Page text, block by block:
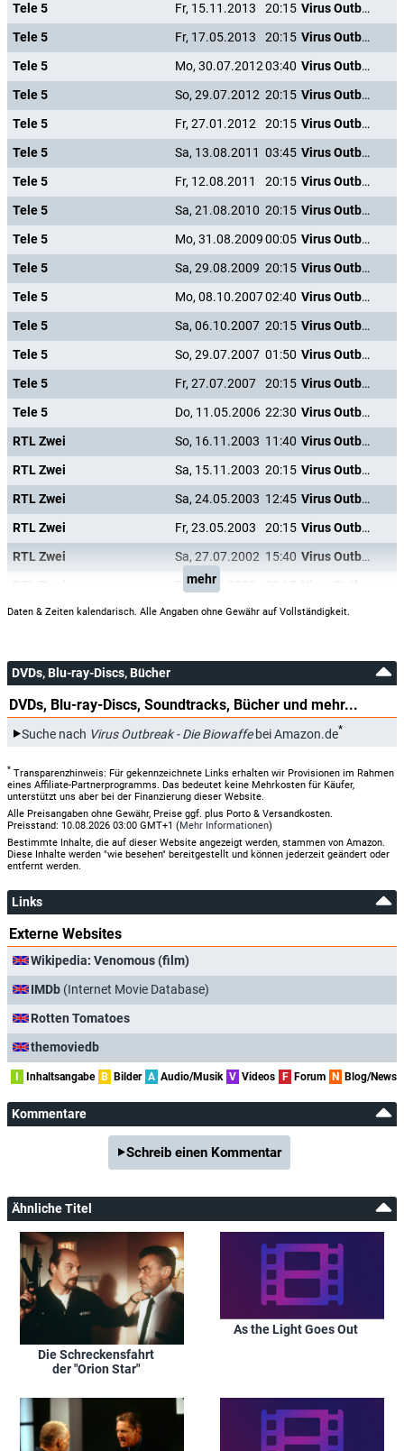
Tele 5
Fr, 15.11.2013 20:15
Virus Outbreak - Die Biowaffe
Tele 5
Fr, 17.05.2013 20:15
Virus Outbreak - Die Biowaffe
Tele 5
Mo, 30.07.201203:40
Virus Outbreak - Die Biowaffe
Tele 5
So, 29.07.2012 20:15
Virus Outbreak - Die Biowaffe
Tele 5
Fr, 27.01.2012 20:15
Virus Outbreak - Die Biowaffe
Tele 5
Sa, 13.08.2011 03:45
Virus Outbreak - Die Biowaffe
Tele 5
Fr, 12.08.2011 20:15
Virus Outbreak - Die Biowaffe
Tele 5
Sa, 21.08.2010 20:15
Virus Outbreak - Die Biowaffe
Tele 5
Mo, 31.08.200900:05
Virus Outbreak - Die Biowaffe
Tele 5
Sa, 29.08.2009 20:15
Virus Outbreak - Die Biowaffe
Tele 5
Mo, 08.10.200702:40
Virus Outbreak - Die Biowaffe
Tele 5
Sa, 06.10.2007 20:15
Virus Outbreak - Die Biowaffe
Tele 5
So, 29.07.2007 01:50
Virus Outbreak - Die Biowaffe
Tele 5
Fr, 27.07.2007 20:15
Virus Outbreak - Die Biowaffe
Tele 5
Do, 11.05.2006 22:30
Virus Outbreak - Die Biowaffe
RTL Zwei
So, 16.11.2003 11:40
Virus Outbreak - Die Biowaffe
RTL Zwei
Sa, 15.11.2003 20:15
Virus Outbreak - Die Biowaffe
RTL Zwei
Sa, 24.05.2003 12:45
Virus Outbreak - Die Biowaffe
RTL Zwei
Fr, 23.05.2003 20:15
Virus Outbreak - Die Biowaffe
RTL Zwei
Sa, 27.07.2002 15:40
Virus Outbreak - Die Biowaffe
Fr, 26.07.2002
mehr
Daten & Zeiten kalendarisch. Alle Angaben ohne Gewähr auf Vollständigkeit.
DVDs, Blu-ray-Discs, Bücher
DVDs, Blu-ray-Discs, Soundtracks, Bücher und mehr...
Suche nach Virus Outbreak - Die Biowaffebei Amazon.de*
* Transparenzhinweis: Für gekennzeichnete Links erhalten wir Provisionen im Rahmen
eines Affiliate-Partnerprogramms. Das bedeutet keine Mehrkosten für Käufer,
unterstützt uns aber bei der Finanzierung dieser Website.
Alle Preisangaben ohne Gewähr, Preise ggf. plus Porto & Versandkosten.
Preisstand: 10.08.2026 03:00 GMT+1 (Mehr Informationen)
Bestimmte Inhalte, die auf dieser Website angezeigt werden, stammen von Amazon.
Diese Inhalte werden "wie besehen" bereitgestellt und können jederzeit geändert oder
entfernt werden.
Links
Externe Websites
Wikipedia: Venomous (film)
IMDb (Internet Movie Database)
Rotten Tomatoes
themoviedb
I Inhaltsangabe B Bilder A Audio/Musik V Videos F Forum N Blog/News
Kommentare
Schreib einen Kommentar
Ähnliche Titel
Die Schreckensfahrt
der "Orion Star"
As the Light Goes Out